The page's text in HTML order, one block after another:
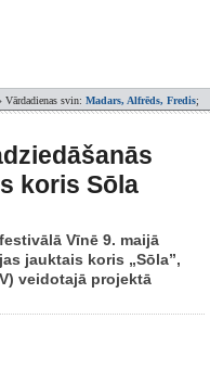
Vārdadienas svin: Madars, Alfrēds, Fredis;
koris Sōla
Vīnē 9. maijā
jauktais koris „Sōla”,
veidotajā projektā